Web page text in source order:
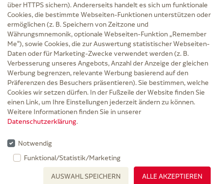
Kontakt
FAQ
AGB
Cookie-Einstellungen
Datenschutz
Erklärung zur Barrierefreiheit
Widerruf
Impressum
Zu Risiken und Nebenwirkungen lesen Sie die Packungsbeilage und fragen Sie
Ihre Ärztin, Ihren Arzt oder in der Apotheke.
entfallen für Lieferungen innerhalb Deutschlands die Versandkosten.
Rabattgutscheine werden nicht auf die Versandkostenfreigrenze angerechnet,
gelten nicht für verschreibungspflichtige Medikamente und können nicht mit
gesetzlichen Zuzahlungen verrechnet werden.
über HTTPS sichern). Andererseits handelt es sich um funktionale
Cookies, die bestimmte Webseiten-Funktionen unterstützen oder
ermöglichen (z. B. Speichern von Zeitzone und
Währungsmnemonik, optionale Webseiten-Funktion „Remember
Me“), sowie Cookies, die zur Auswertung statistischer Webseiten-
Daten oder für Marketing-Zwecke verwendet werden (z. B.
Verbesserung unseres Angebots, Anzahl der Anzeige der gleichen
Werbung begrenzen, relevante Werbung basierend auf den
Präferenzen des Besuchers präsentieren). Sie bestimmen, welche
Cookies wir setzen dürfen. In der Fußzeile der Website finden Sie
einen Link, um Ihre Einstellungen jederzeit ändern zu können.
Weitere Informationen finden Sie in unserer
Datenschutzerklärung.
Notwendig
Funktional/Statistik/Marketing
AUSWAHL SPEICHERN ALLE AKZEPTIEREN